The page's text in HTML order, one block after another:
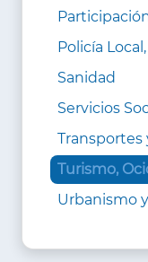
Policía
Sanidad
Servicios
Transportes
Turismo,
Urbanismo